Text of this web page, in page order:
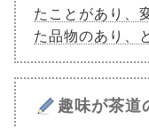
たことがあり、
た品物のあり、
趣味が茶道